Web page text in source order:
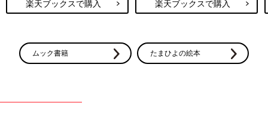
楽天ブックスで購入 楽天ブックスで購入
ムック書籍 たまひよの絵本